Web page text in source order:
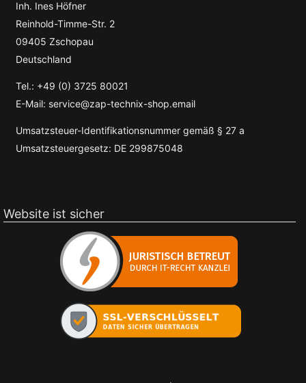
Inh. Ines Höfner
Reinhold-Timme-Str. 2
09405 Zschopau
Deutschland
Tel.: +49 (0) 3725 80021
E-Mail: service@zap-technix-shop.email
Umsatzsteuer-Identifikationsnummer gemäß § 27 a
Umsatzsteuergesetz: DE 299875048
Website ist sicher